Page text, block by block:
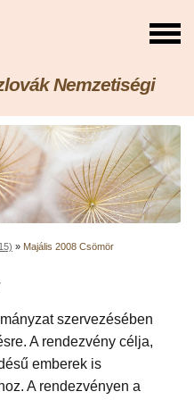
Nemzetiségi
» Majális 2008 Csömör
szervezésében
A rendezvény célja,
emberek is
A rendezvényen a